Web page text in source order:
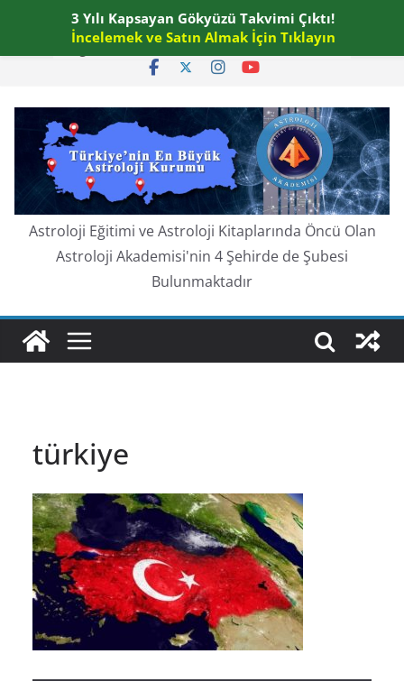
content
Cuma, Ağustos 7, 2026
Astroloji Eğitimi ve Astroloji Kitaplarında Öncü Olan
Astroloji Akademisi'nin 4 Şehirde de Şubesi
Bulunmaktadır
türkiye
3 Yılı Kapsayan Gökyüzü Takvimi Çıktı!
İncelemek ve Satın Almak İçin Tıklayın